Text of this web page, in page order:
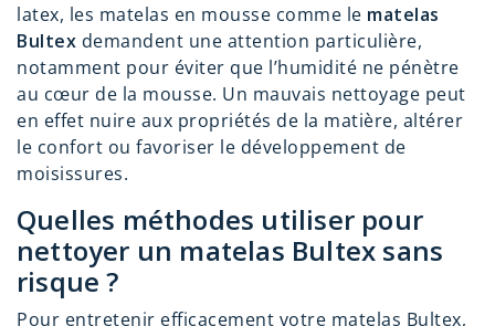
latex, les matelas en mousse comme le matelas
Bultex demandent une attention particulière,
notamment pour éviter que l’humidité ne pénètre
au cœur de la mousse. Un mauvais nettoyage peut
en effet nuire aux propriétés de la matière, altérer
le confort ou favoriser le développement de
moisissures.
Quelles méthodes utiliser pour
nettoyer un matelas Bultex sans
risque ?
Pour entretenir efficacement votre matelas Bultex,